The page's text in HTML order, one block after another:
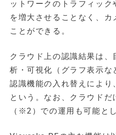
ットワークのトラフィッ
を増大させることなく、
ことができる。
クラウド上の認識結果は
析・可視化（グラフ表示な
認識機能の入れ替えにより
という。なお、クラウドだ
（※2）での運用も可能と